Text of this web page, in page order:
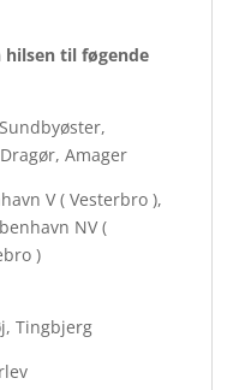
til føgende
Amager
V ( Vesterbro ),
NV (
)
Tingbjerg